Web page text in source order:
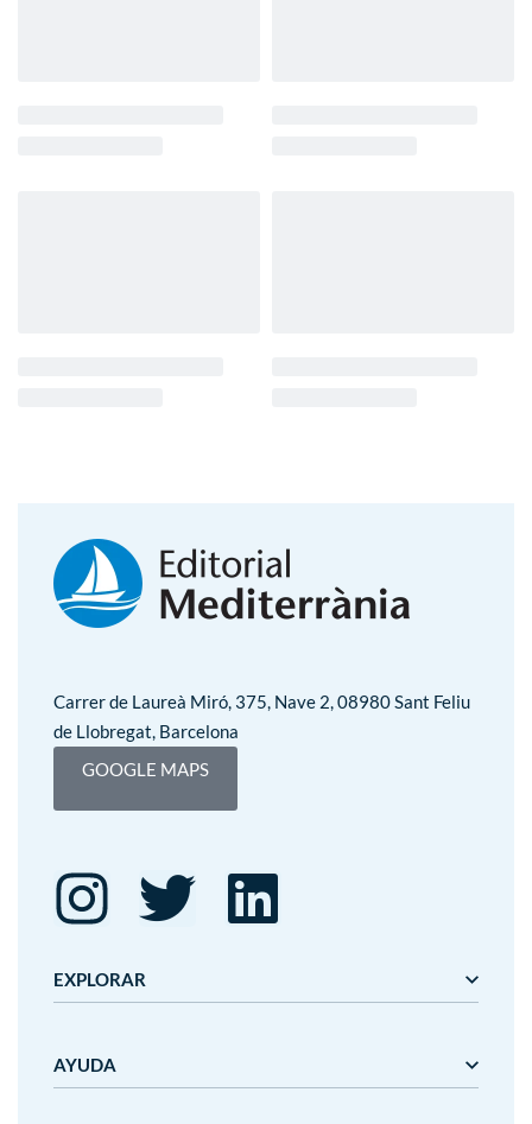
Carrer de Laureà Miró, 375, Nave 2, 08980 Sant Feliu
de Llobregat, Barcelona
GOOGLE MAPS
EXPLORAR
Gaudí
AYUDA